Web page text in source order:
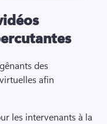
des
afin
les intervenants à la